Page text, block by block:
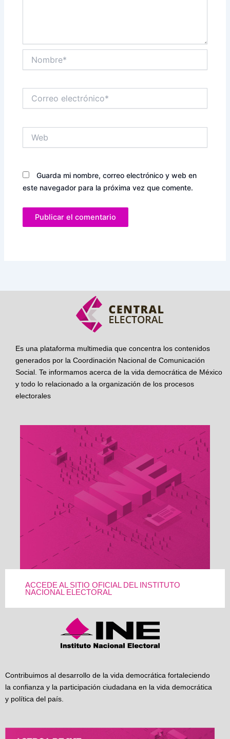
electrónico*
Guarda mi nombre, correo electrónico y web en
este navegador para la próxima vez que comente.
Es una plataforma multimedia que concentra los contenidos
generados por la Coordinación Nacional de Comunicación
Social. Te informamos acerca de la vida democrática de México
y todo lo relacionado a la organización de los procesos
electorales
ACCEDE AL SITIO OFICIAL DEL INSTITUTO
NACIONAL ELECTORAL
Contribuimos al desarrollo de la vida democrática fortaleciendo
la confianza y la participación ciudadana en la vida democrática
y política del país.